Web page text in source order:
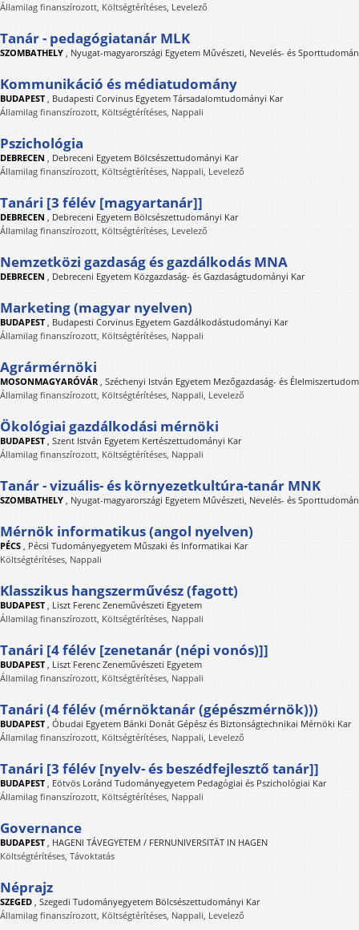
Államilag finanszírozott, Költségtérítéses, Levelező
Tanár - pedagógiatanár MLK
SZOMBATHELY , Nyugat-magyarországi Egyetem Művészeti, Nevelés- és
Kommunikáció és médiatudomány
BUDAPEST, Budapesti Corvinus Egyetem Társadalomtudományi Kar
Államilag finanszírozott, Költségtérítéses, Nappali
Pszichológia
DEBRECEN , Debreceni Egyetem Bölcsészettudományi Kar
Államilag finanszírozott, Költségtérítéses, Nappali, Levelező
Tanári [3 félév [magyartanár]]
DEBRECEN , Debreceni Egyetem Bölcsészettudományi Kar
Államilag finanszírozott, Költségtérítéses, Levelező
Nemzetközi gazdaság és gazdálkodás MNA
DEBRECEN , Debreceni Egyetem Közgazdaság- és Gazdaságtudományi Kar
Marketing (magyar nyelven)
BUDAPEST, Budapesti Corvinus Egyetem Gazdálkodástudományi Kar
Államilag finanszírozott, Költségtérítéses, Nappali
Agrármérnöki
MOSONMAGYARÓVÁR , Széchenyi István Egyetem Mezőgazdaság- és
Államilag finanszírozott, Költségtérítéses, Nappali, Levelező
Ökológiai gazdálkodási mérnöki
BUDAPEST, Szent István Egyetem Kertészettudományi Kar
Államilag finanszírozott, Költségtérítéses, Nappali
Tanár - vizuális- és környezetkultúra-tanár MNK
SZOMBATHELY , Nyugat-magyarországi Egyetem Művészeti, Nevelés- és
Mérnök informatikus (angol nyelven)
PÉCS , Pécsi Tudományegyetem Műszaki és Informatikai Kar
Költségtérítéses, Nappali
Klasszikus hangszerművész (fagott)
BUDAPEST, Liszt Ferenc Zeneművészeti Egyetem
Államilag finanszírozott, Költségtérítéses, Nappali
Tanári [4 félév [zenetanár (népi vonós)]]
BUDAPEST, Liszt Ferenc Zeneművészeti Egyetem
Államilag finanszírozott, Költségtérítéses, Nappali
Tanári (4 félév (mérnöktanár (gépészmérnök)))
BUDAPEST, Óbudai Egyetem Bánki Donát Gépész és Biztonságtechnikai Mérnöki Kar
Államilag finanszírozott, Költségtérítéses, Nappali, Levelező
Tanári [3 félév [nyelv- és beszédfejlesztő tanár]]
BUDAPEST, Eötvös Loránd Tudományegyetem Pedagógiai és Pszichológiai Kar
Államilag finanszírozott, Költségtérítéses, Nappali
Governance
BUDAPEST, HAGENI TÁVEGYETEM / FERNUNIVERSITÄT IN HAGEN
Költségtérítéses, Távoktatás
Néprajz
SZEGED , Szegedi Tudományegyetem Bölcsészettudományi Kar
Államilag finanszírozott, Költségtérítéses, Nappali, Levelező